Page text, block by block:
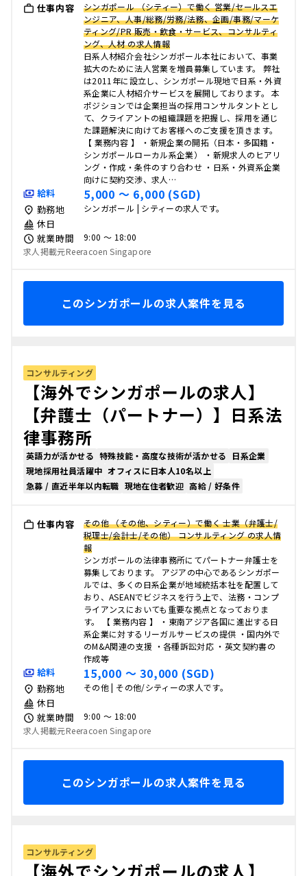
仕事内容
シンガポール （シティー）で働く 営業/セールスエ
ンジニア、人事/総務/労務/法務、企画/事務/マーケ
ティング/PR 販売・飲食・サービス、コンサルティ
ング、人材 の求人情報
日系人材紹介会社シンガポール本社において、事業
拡大のために法人営業を増員募集しています。 弊社
は2011年に設立し、シンガポール現地で日系・外資
系企業に人材紹介サービスを展開しております。 本
ポジションでは企業担当の採用コンサルタントとし
て、クライアントの組織課題を把握し、採用を通じ
た課題解決に向けてお客様へのご支援を頂きます。
【 業務内容 】 ・新規企業の開拓（日本・多国籍・
シンガポールローカル系企業） ・新規求人のヒアリ
ング・作成・条件のすり合わせ ・日系・外資系企業
向けに契約交渉、求人…
給料 5,000 〜 6,000 (SGD)
勤務地 シンガポール | シティーの求人です。
休日
就業時間
9:00 〜 18:00
求人掲載元Reeracoen Singapore
このシンガポールの求人案件を見る
コンサルティング
【海外でシンガポールの求人】
【弁護士（パートナー）】日系法
律事務所
英語力が活かせる 特殊技能・高度な技術が活かせる
日系企業
現地採用社員活躍中 オフィスに日本人10名以上
急募 / 直近半年以内転職 現地在住者歓迎 高給 / 好条件
仕事内容
その他 （その他、シティー）で働く 士業（弁護士/
税理士/会計士/その他） コンサルティング の求人情
報
シンガポールの法律事務所にてパートナー弁護士を
募集しております。 アジアの中心であるシンガポー
ルでは、多くの日系企業が地域統括本社を配置して
おり、ASEANでビジネスを行う上で、法務・コンプ
ライアンスにおいても重要な拠点となっておりま
す。 【 業務内容 】 ・東南アジア各国に進出する日
系企業に対するリーガルサービスの提供 ・国内外で
のM&A関連の支援 ・各種訴訟対応 ・英文契約書の
作成等
給料 15,000 〜 30,000 (SGD)
勤務地 その他 | その他/シティーの求人です。
休日
就業時間
9:00 〜 18:00
求人掲載元Reeracoen Singapore
このシンガポールの求人案件を見る
コンサルティング
【海外でシンガポールの求人】